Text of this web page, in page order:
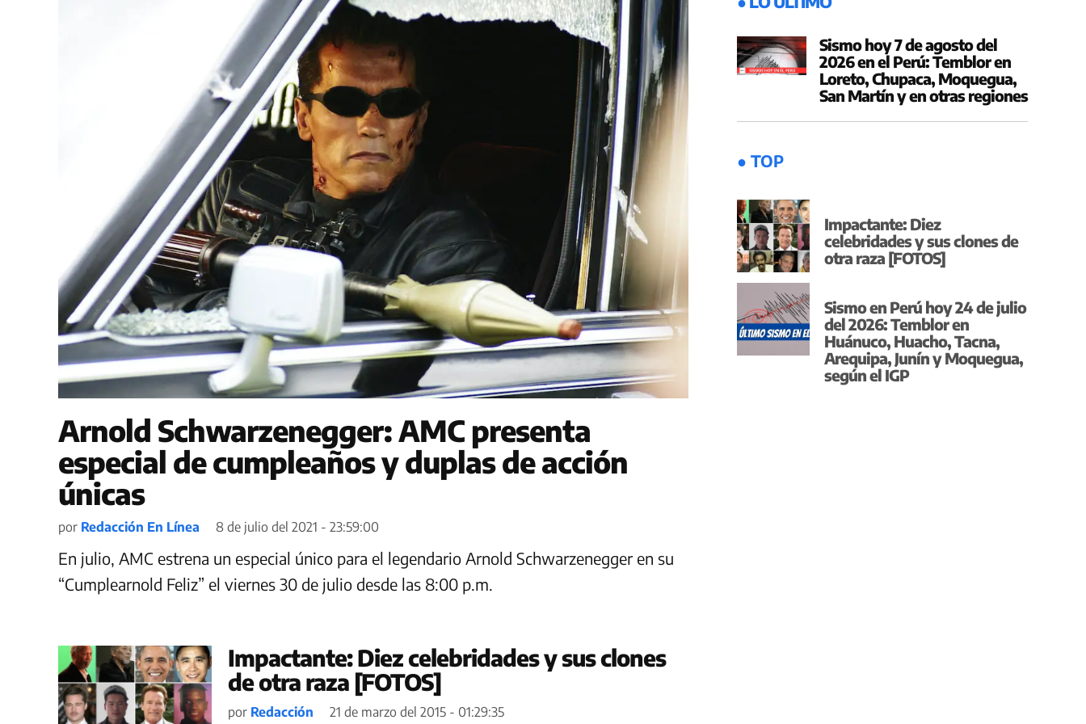
Arnold Schwarzenegger: AMC presenta
especial de cumpleaños y duplas de acción
únicas
por Redacción En Línea 8 de julio del 2021 - 23:59:00
En julio, AMC estrena un especial único para el legendario Arnold Schwarzenegger en su
“Cumplearnold Feliz” el viernes 30 de julio desde las 8:00 p.m.
Impactante: Diez celebridades y sus clones
de otra raza [FOTOS]
por Redacción 21 de marzo del 2015 - 01:29:35
Sismo hoy 7 de agosto del
2026 en el Perú: Temblor en
Loreto, Chupaca, Moquegua,
San Martín y en otras regiones
● TOP
Impactante: Diez
celebridades y sus clones de
otra raza [FOTOS]
Sismo en Perú hoy 24 de julio
del 2026: Temblor en
Huánuco, Huacho, Tacna,
Arequipa, Junín y Moquegua,
según el IGP